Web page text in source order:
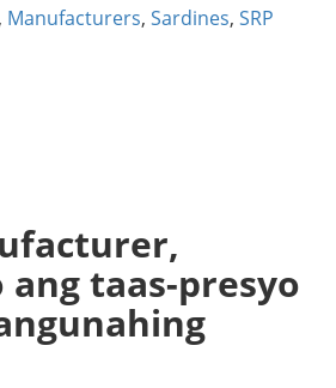
, Manufacturers, Sardines, SRP
taas-presyo